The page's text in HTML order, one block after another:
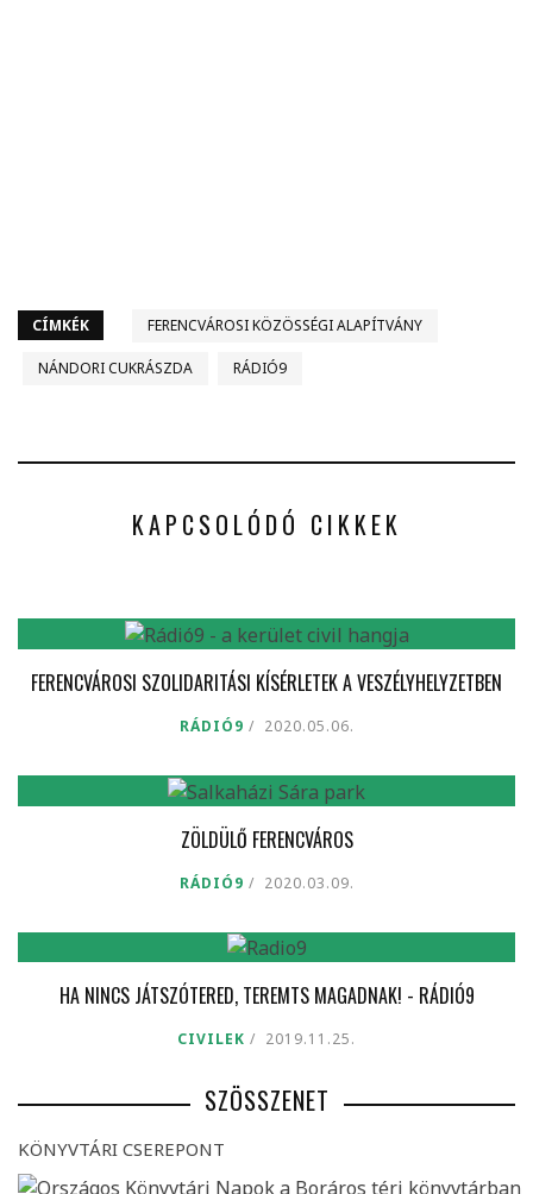
CÍMKÉK FERENCVÁROSI KÖZÖSSÉGI ALAPÍTVÁNY
NÁNDORI CUKRÁSZDA RÁDIÓ9
KAPCSOLÓDÓ CIKKEK
FERENCVÁROSI SZOLIDARITÁSI KÍSÉRLETEK A VESZÉLYHELYZETBEN
RÁDIÓ9 2020.05.06.
ZÖLDÜLŐ FERENCVÁROS
RÁDIÓ9 2020.03.09.
HA NINCS JÁTSZÓTERED, TEREMTS MAGADNAK! - RÁDIÓ9
CIVILEK 2019.11.25.
SZÖSSZENET
KÖNYVTÁRI CSEREPONT